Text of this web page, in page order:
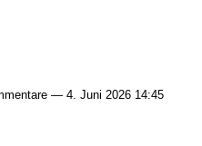
— 4. Juni 2026 14:45